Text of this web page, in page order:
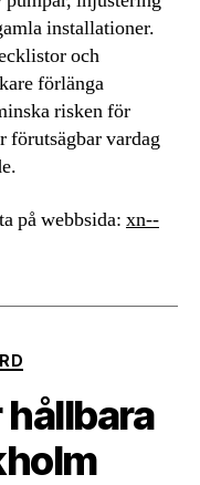
installationer.
och
förlänga
risken för
förutsägbar vardag
på webbsida: xn--